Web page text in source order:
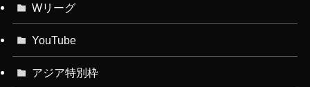
Wリーグ
YouTube
アジア特別枠